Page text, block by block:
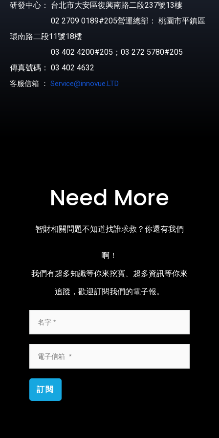
研發中心： 台北市大安區復興南路二段237號13樓
02 2709 0189#205營運總部： 桃園市平鎮區
環南路二段11號18樓
03 402 4200#205；03 272 5780#205
傳真號碼： 03 402 4632
客服信箱 ： Service@innovue.LTD
Need More
智財相關問題不知道找誰求救？你還有我們
啊！
我們有超多知識等你來挖寶、超多資訊等你來
追蹤，歡迎訂閱我們的電子報。
訂閱